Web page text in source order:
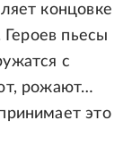
концовке
пьесы
с
рожают…
это